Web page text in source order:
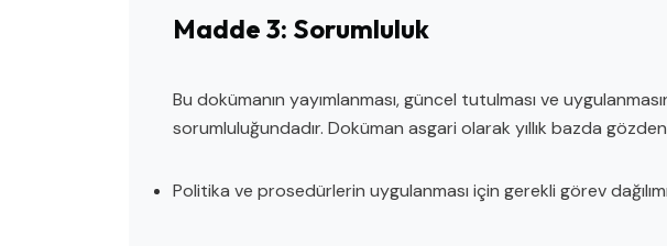
Madde 3: Sorumluluk
Bu dokümanın yayımlanması, güncel tutulması ve
sorumluluğundadır. Doküman asgari olarak yıllık bazda
Politika ve prosedürlerin uygulanması için gerekli görev